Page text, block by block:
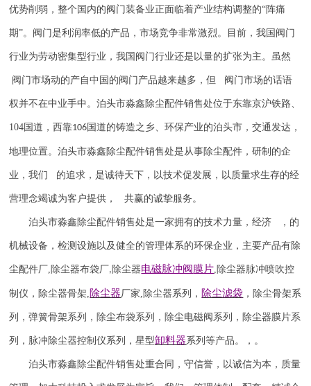
优势削弱，整个国内的阀门装备业正面临着产业结构调整的“阵痛
期”。阀门是利润率低的产品，市场竞争非常激烈。目前，我国阀门
行业为劳动密集型行业，我国阀门行业还是以量的扩张为主。虽然
阀门市场动的产自中国的阀门产品越来越多，但 阀门市场的话语
权并不在中业手中。泊头市淼鑫除尘配件销售处位于东靠京沪铁路、
104 国道，西靠106 国道的铸造之乡、环保产业的泊头市，交通发达，
地理位置。泊头市淼鑫除尘配件销售处是从事除尘配件，研制的企
业，我们 的追求，是诚待天下，以技术促发展，以质量求生存的经
营理念竭诚为客户提供， 共赢的诚挚服务。
泊头市淼鑫除尘配件销售处是一家拥有的技术力量，经济 ，的
机械设备，检测设施以及健全的管理体系的环保企业，主要产品有除
尘配件厂, 除尘器布袋厂, 除尘器电磁脉冲阀膜片, 除尘器脉冲喷吹控
制仪 ， 除尘器骨架,除尘器厂家, 除尘器系列， 除尘滤袋 ，除尘骨架系
列，弹簧骨架系列，除尘布袋系列，除尘电磁阀系列，除尘器膜片系
列，脉冲除尘器控制仪系列，星型卸料器系列等产品。，。
泊头市淼鑫除尘配件销售处重合同，守信誉，以诚信为本，质量